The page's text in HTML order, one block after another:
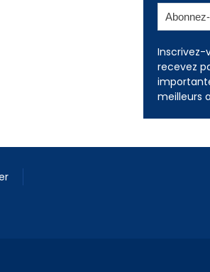
Inscrivez-
recevez
meilleurs